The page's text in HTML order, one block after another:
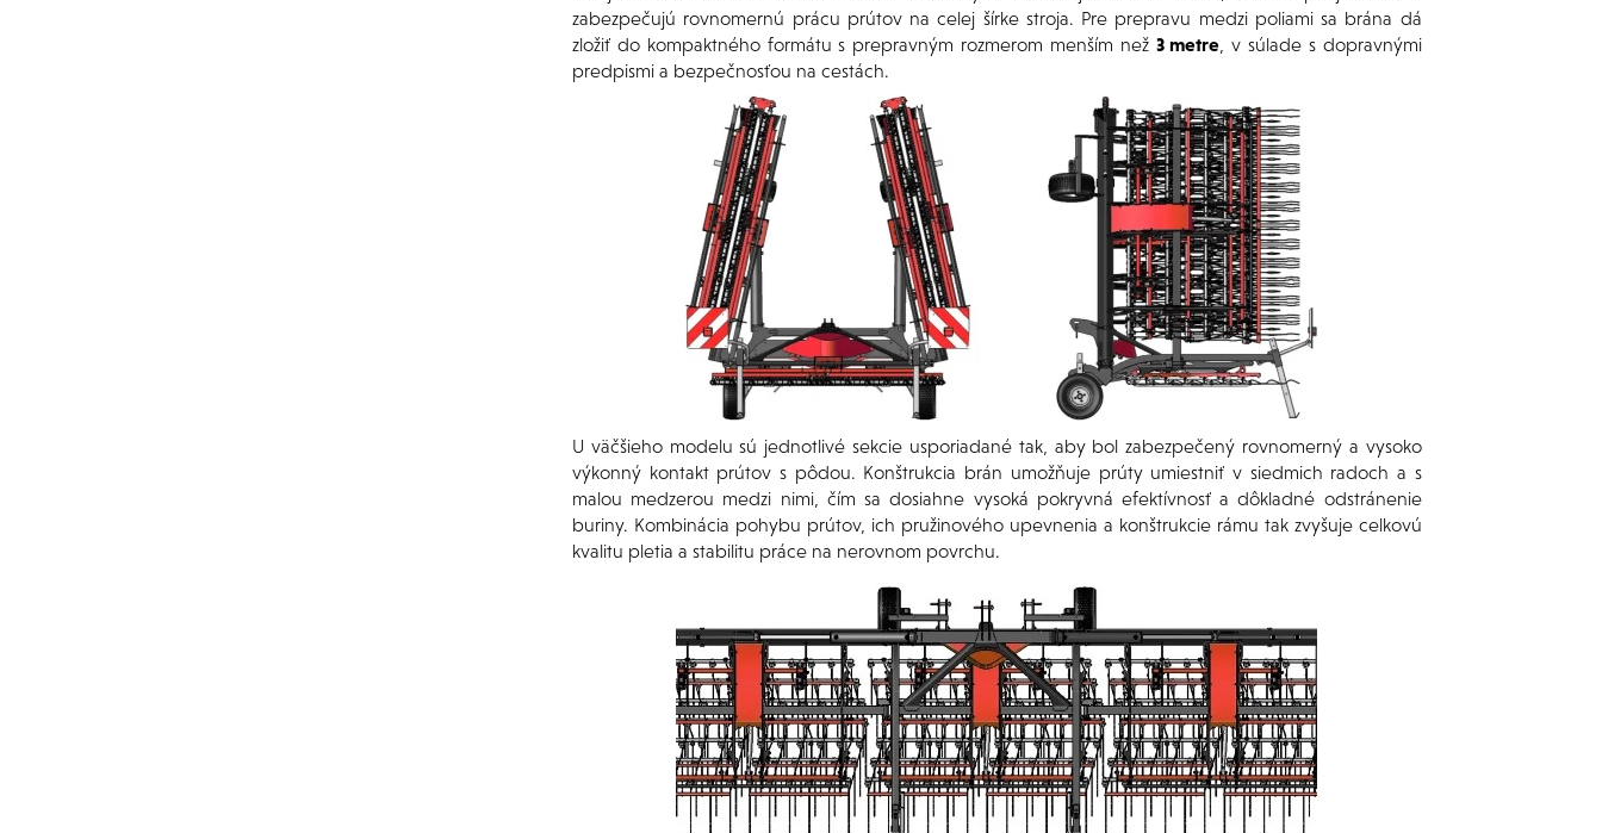
zabezpečujú rovnomernú prácu prútov na celej šírke stroja. Pre prepravu medzi poliami sa brána dá
zložiť do kompaktného formátu s prepravným rozmerom menším než 3 metre , v súlade s dopravnými
predpismi a bezpečnosťou na cestách.
U väčšieho modelu sú jednotlivé sekcie usporiadané tak, aby bol zabezpečený rovnomerný a vysoko
výkonný kontakt prútov s pôdou. Konštrukcia brán umožňuje prúty umiestniť v siedmich radoch a s
malou medzerou medzi nimi, čím sa dosiahne vysoká pokryvná efektívnosť a dôkladné odstránenie
buriny. Kombinácia pohybu prútov, ich pružinového upevnenia a konštrukcie rámu tak zvyšuje celkovú
kvalitu pletia a stabilitu práce na nerovnom povrchu.